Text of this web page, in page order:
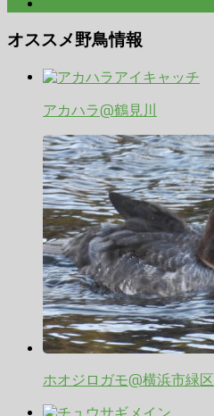
オススメ野鳥情報
アカハラ@鶴見川
ホオジロガモ@横浜市緑区